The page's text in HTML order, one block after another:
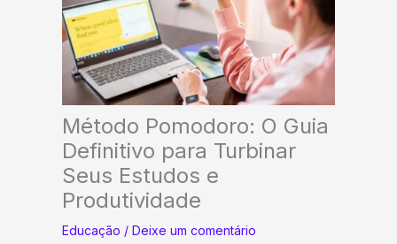
Método Pomodoro: O Guia
Definitivo para Turbinar
Seus Estudos e
Produtividade
Educação / Deixe um comentário